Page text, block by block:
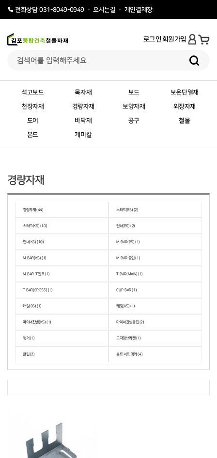
전화상담 031-8049-0949 오시는길 개인결제창
로그인회원가입
석고보드 목자재 보드 보온단열재
천장자재 경량자재 보양자재 외장자재
도어 바닥재 공구 철물
본드 케미칼
경량자재
경량자재 (44) 스터드(BS) (2)
스터드(KS) (10) 런너(BS) (2)
런너(KS) (10) M-BAR(BS) (1)
M-BAR(KS) (1) M-BAR 클립 (1)
M-BAR 조인트 (1) T-BAR(MAIN) (1)
T-BAR(CROSS) (1) CLIP-BAR (1)
캐링(BS) (1) 캐링(KS) (1)
마이너찬넬(KS) (1) 마이너찬넬클립 (2)
행거 (1) 모자형브라켓 (1)
클립 (2) 볼트 너트 앙카 (4)